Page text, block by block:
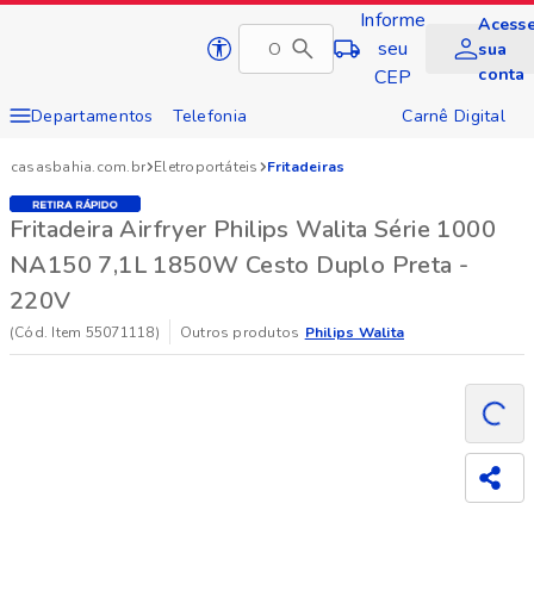
principal
Página inicial da Casas Bahia
Informe
seu
CEP
sua
conta
Departamentos
Telefonia
Eletrodomésticos
Tvs e Vídeo
Móveis
Eletroportáteis
Carnê Digital
Soluções e Serviços
casasbahia.com.br Eletroportáteis Fritadeiras
Fritadeira Airfryer Philips Walita Série 1000
NA150 7,1L 1850W Cesto Duplo Preta -
220V
(Cód. Item 55071118) Outros produtos Philips Walita